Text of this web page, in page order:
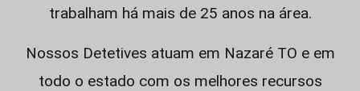
trabalham há mais de 25 anos na área.
Nossos Detetives atuam em Nazaré TO e em
todo o estado com os melhores recursos